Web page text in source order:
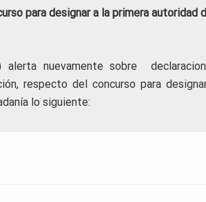
para designar a la primera autoridad
alerta nuevamente sobre
respecto del concurso para
lo siguiente: